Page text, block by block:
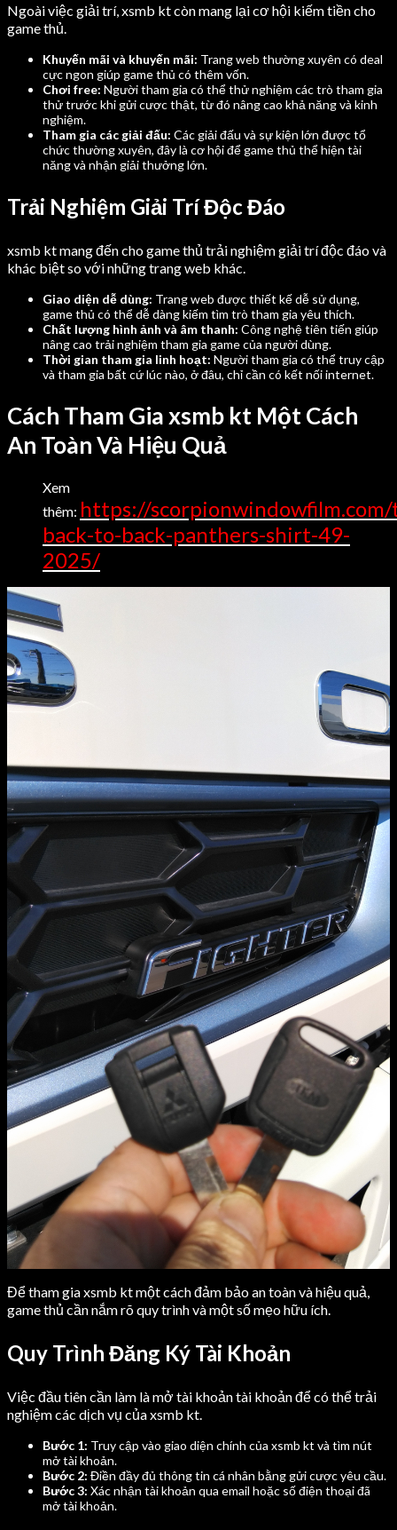
Ngoài việc giải trí, xsmb kt còn mang lại cơ hội kiếm tiền cho
game thủ.
Khuyến mãi và khuyến mãi: Trang web thường xuyên có deal
cực ngon giúp game thủ có thêm vốn.
Chơi free: Người tham gia có thể thử nghiệm các trò tham gia
thử trước khi gửi cược thật, từ đó nâng cao khả năng và kinh
nghiệm.
Tham gia các giải đấu: Các giải đấu và sự kiện lớn được tổ
chức thường xuyên, đây là cơ hội để game thủ thể hiện tài
năng và nhận giải thưởng lớn.
Trải Nghiệm Giải Trí Độc Đáo
xsmb kt mang đến cho game thủ trải nghiệm giải trí độc đáo và
khác biệt so với những trang web khác.
Giao diện dễ dùng: Trang web được thiết kế dễ sử dụng,
game thủ có thể dễ dàng kiếm tìm trò tham gia yêu thích.
Chất lượng hình ảnh và âm thanh: Công nghệ tiên tiến giúp
nâng cao trải nghiệm tham gia game của người dùng.
Thời gian tham gia linh hoạt: Người tham gia có thể truy cập
và tham gia bất cứ lúc nào, ở đâu, chỉ cần có kết nối internet.
Cách Tham Gia xsmb kt Một Cách
An Toàn Và Hiệu Quả
Xem
thêm: https://
back-to-back-panthers-shirt-49-
2025/
Để tham gia xsmb kt một cách đảm bảo an toàn và hiệu quả,
game thủ cần nắm rõ quy trình và một số mẹo hữu ích.
Quy Trình Đăng Ký Tài Khoản
Việc đầu tiên cần làm là mở tài khoản tài khoản để có thể trải
nghiệm các dịch vụ của xsmb kt.
Bước 1: Truy cập vào giao diện chính của xsmb kt và tìm nút
mở tài khoản.
Bước 2: Điền đầy đủ thông tin cá nhân bằng gửi cược yêu cầu.
Bước 3: Xác nhận tài khoản qua email hoặc số điện thoại đã
mở tài khoản.